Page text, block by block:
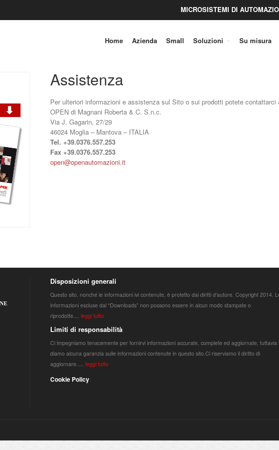
MICROSISTEMI DI
Home Azienda Small Soluzioni Su misura
Assistenza
Per ulteriori informazioni e assistenza sul Sito o sui prodotti potete contattarci
OPEN di Magnani Roberta & C. S.n.c.
Via J. Gagarin, 27/29
46024 Moglia – Mantova – ITALIA
Tel. +39.0376.557.253
Fax +39.0376.557.253
open@openautomazioni.it
Disposizioni generali
Questo sito, nonché le informazioni ivi contenute, è protetto dai diritti d’autore. Copyright 2014.
informazioni escluse dal “Downloads” non possono essere in alcun modo stampate o
riprodotte.... leggi tutto
Limiti di responsabilità
Ci impegniamo tenacemente per fornirvi informazioni accurate, complete ed aggiornate, tuttavia
diamo alcuna garanzia sulle informazioni contenute in questo sito.Ci riserviamo il diritto di
aggiornare..... leggi tutto
Cookie Policy